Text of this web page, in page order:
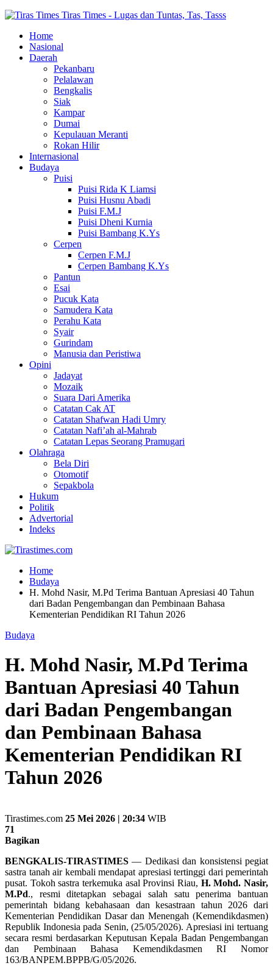
Tiras Times - Lugas dan Tuntas, Tas, Tasss
Home
Nasional
Daerah
Pekanbaru
Pelalawan
Bengkalis
Siak
Kampar
Dumai
Kepulauan Meranti
Rokan Hilir
Internasional
Budaya
Puisi
Puisi Rida K Liamsi
Puisi Husnu Abadi
Puisi F.M.J
Puisi Dheni Kurnia
Puisi Bambang K.Ys
Cerpen
Cerpen F.M.J
Cerpen Bambang K.Ys
Pantun
Esai
Pucuk Kata
Samudera Kata
Perahu Kata
Syair
Gurindam
Manusia dan Peristiwa
Opini
Jadayat
Mozaik
Suara Dari Amerika
Catatan Cak AT
Catatan Shafwan Hadi Umry
Catatan Nafi’ah al-Mahrab
Catatan Lepas Seorang Pramugari
Olahraga
Bela Diri
Otomotif
Sepakbola
Hukum
Politik
Advertorial
Indeks
Home
Budaya
H. Mohd Nasir, M.Pd Terima Bantuan Apresiasi 40 Tahun
dari Badan Pengembangan dan Pembinaan Bahasa
Kementerian Pendidikan RI Tahun 2026
Budaya
H. Mohd Nasir, M.Pd Terima
Bantuan Apresiasi 40 Tahun
dari Badan Pengembangan
dan Pembinaan Bahasa
Kementerian Pendidikan RI
Tahun 2026
Tirastimes.com 25 Mei 2026 | 20:34 WIB
71
Bagikan
BENGKALIS-TIRASTIMES — Dedikasi dan konsistensi pegiat
sastra tanah air kembali mendapat apresiasi tertinggi dari pemerintah
pusat. Tokoh sastra terkemuka asal Provinsi Riau, H. Mohd. Nasir,
M.Pd., resmi ditetapkan sebagai salah satu penerima bantuan
pemerintah bidang kebahasaan dan kesastraan tahun 2026 dari
Kementerian Pendidikan Dasar dan Menengah (Kemendikdasmen)
Republik Indonesia pada Senin, (25/05/2026). Apresiasi ini tertuang
secara resmi berdasarkan Keputusan Kepala Badan Pengembangan
dan Pembinaan Bahasa Kemendikdasmen RI Nomor
163/BANPEM.BPPB/G/05/2026.